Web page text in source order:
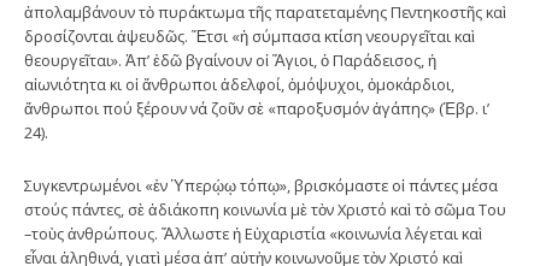
ἀπολαμβάνουν τὸ πυράκτωμα τῆς παρατεταμένης Πεντηκοστῆς καὶ
δροσίζονται ἀψευδῶς. Ἔτσι «ἡ σύμπασα κτίση νεουργεῖται καὶ
θεουργεῖται». Ἀπ’ ἐδῶ βγαίνουν οἱ Ἅγιοι, ὁ Παράδεισος, ἡ
αἰωνιότητα κι οἱ ἄνθρωποι ἀδελφοί, ὁμόψυχοι, ὁμοκάρδιοι,
ἄνθρωποι πού ξέρουν νά ζοῦν σὲ «παροξυσμόν ἀγάπης» (Ἑβρ. ι’
24).
Συγκεντρωμένοι «ἐν Ὑπερῴῳ τόπῳ», βρισκόμαστε οἱ πάντες μέσα
στούς πάντες, σὲ ἀδιάκοπη κοινωνία μὲ τὸν Χριστό καὶ τὸ σῶμα Του
–τοὺς ἀνθρώπους. Ἄλλωστε ἡ Εὐχαριστία «κοινωνία λέγεται καὶ
εἶναι ἀληθινά, γιατὶ μέσα ἀπ’ αὐτὴν κοινωνοῦμε τὸν Χριστό καὶ